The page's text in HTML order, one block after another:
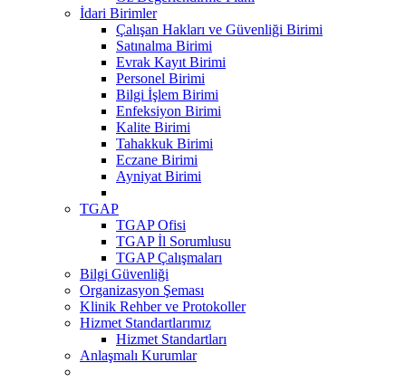
İdari Birimler
Çalışan Hakları ve Güvenliği Birimi
Satınalma Birimi
Evrak Kayıt Birimi
Personel Birimi
Bilgi İşlem Birimi
Enfeksiyon Birimi
Kalite Birimi
Tahakkuk Birimi
Eczane Birimi
Ayniyat Birimi
TGAP
TGAP Ofisi
TGAP İl Sorumlusu
TGAP Çalışmaları
Bilgi Güvenliği
Organizasyon Şeması
Klinik Rehber ve Protokoller
Hizmet Standartlarımız
Hizmet Standartları
Anlaşmalı Kurumlar